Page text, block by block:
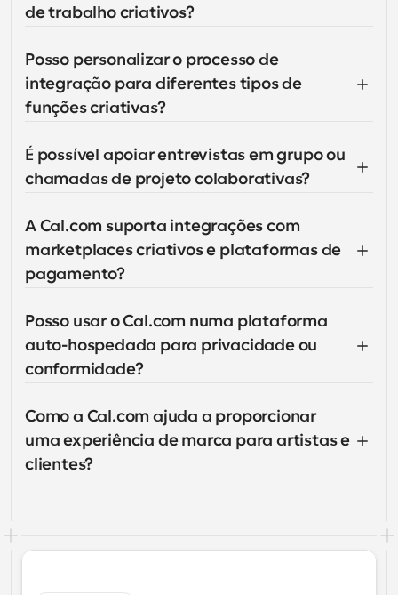
de trabalho criativos?
Posso personalizar o processo de
integração para diferentes tipos de
funções criativas?
É possível apoiar entrevistas em grupo ou
chamadas de projeto colaborativas?
A Cal.com suporta integrações com
marketplaces criativos e plataformas de
pagamento?
Posso usar o Cal.com numa plataforma
auto-hospedada para privacidade ou
conformidade?
Como a Cal.com ajuda a proporcionar
uma experiência de marca para artistas e
clientes?